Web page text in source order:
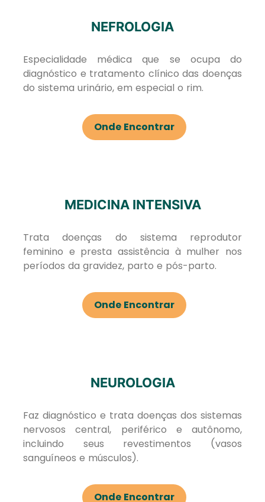
NEFROLOGIA
Especialidade médica que se ocupa do
diagnóstico e tratamento clínico das doenças
do sistema urinário, em especial o rim.
Onde Encontrar
MEDICINA INTENSIVA
Trata doenças do sistema reprodutor
feminino e presta assistência à mulher nos
períodos da gravidez, parto e pós-parto.
Onde Encontrar
NEUROLOGIA
Faz diagnóstico e trata doenças dos sistemas
nervosos central, periférico e autônomo,
incluindo seus revestimentos (vasos
sanguíneos e músculos).
Onde Encontrar